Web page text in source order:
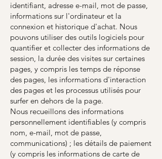
identifiant, adresse e-mail, mot de passe,
informations sur l'ordinateur et la
connexion et historique d'achat. Nous
pouvons utiliser des outils logiciels pour
quantifier et collecter des informations de
session, la durée des visites sur certaines
pages, y compris les temps de réponse
des pages, les informations d'interaction
des pages et les processus utilisés pour
surfer en dehors de la page.
Nous recueillons des informations
personnellement identifiables (y compris
nom, e-mail, mot de passe,
communications) ; les détails de paiement
(y compris les informations de carte de